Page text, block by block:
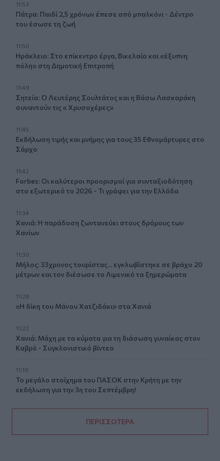
11:53
Πάτρα: Παιδί 2,5 χρόνων έπεσε από μπαλκόνι - Δέντρο
του έσωσε τη ζωή
11:50
Ηράκλειο: Στο επίκεντρο έργα, Βικελαία και «έξυπνη
πόλη» στη Δημοτική Επιτροπή
11:49
Σητεία: Ο Λευτέρης Σουλτάτος και η Βάσω Λασκαράκη
συναντούν τις « Χρυσοχέρες»
11:45
Εκδήλωση τιμής και μνήμης για τους 35 Εθνομάρτυρες στο
Σάρχο
11:42
Forbes: Οι καλύτεροι προορισμοί για συνταξιοδότηση
στο εξωτερικό το 2026 - Τι γράφει για την Ελλάδα
11:34
Χανιά: Η παράδοση ζωντανεύει στους δρόμους των
Χανίων
11:30
Μήλος: 33χρονος τουρίστας... εγκλωβίστηκε σε βράχο 20
μέτρων και τον διέσωσε το Λιμενικό τα ξημερώματα
11:28
«Η δίκη του Μάνου Χατζιδάκι» στα Χανιά
11:22
Χανιά: Μάχη με τα κύματα για τη διάσωση γυναίκας στον
Καβρό - Συγκλονιστικό βίντεο
11:19
Το μεγάλο στοίχημα του ΠΑΣΟΚ στην Κρήτη με την
εκδήλωση για την 3η του Σεπτέμβρη!
ΠΕΡΙΣΣΟΤΕΡΑ